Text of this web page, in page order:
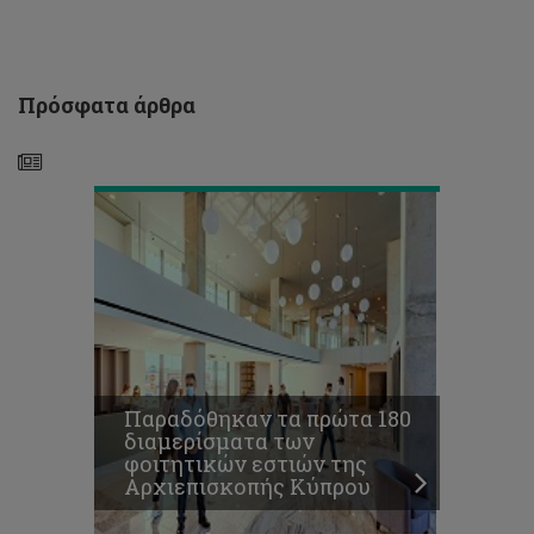
Πρόσφατα άρθρα
της
Αρχιεπισκοπής
Παραδόθηκαν τα πρώτα 180
διαμερίσματα των
φοιτητικών εστιών της
Αρχιεπισκοπής Κύπρου
"Πράσινος"
Μετασχηματισμός
της
Κυπριακής
Ναυτιλίας